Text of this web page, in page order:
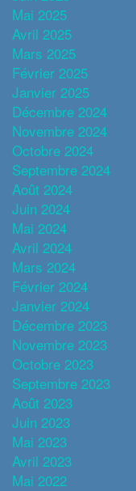
Mai 2025
Avril 2025
Mars 2025
Février 2025
Janvier 2025
Décembre 2024
Novembre 2024
Octobre 2024
Septembre 2024
Août 2024
Juin 2024
Mai 2024
Avril 2024
Mars 2024
Février 2024
Janvier 2024
Décembre 2023
Novembre 2023
Octobre 2023
Septembre 2023
Août 2023
Juin 2023
Mai 2023
Avril 2023
Mai 2022